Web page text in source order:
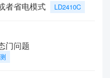
者省电模式 LD2410C
门问题